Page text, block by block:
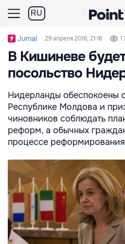
RU
Jurnal 29 апреля 2016, 21:16 1
В Кишиневе
посольство
Нидерланды обеспокоены
Республике Молдова и
чиновников соблюдать
реформ, а обычных
процессе